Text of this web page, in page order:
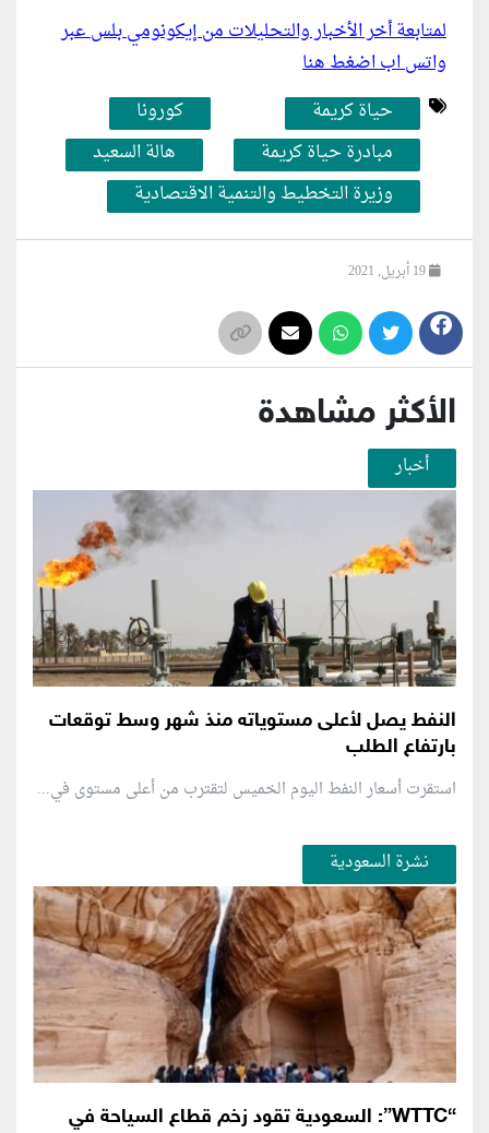
لمتابعة أخر الأخبار والتحليلات من إيكونومي بلس عبر
واتس اب اضغط هنا
حياة كريمة
كورونا
مبادرة حياة كريمة
هالة السعيد
وزيرة التخطيط والتنمية الاقتصادية
الأكثر مشاهدة
أخبار
النفط يصل لأعلى مستوياته منذ شهر وسط توقعات
بارتفاع الطلب
استقرت أسعار النفط اليوم الخميس لتقترب من أعلى مستوى في...
نشرة السعودية
“WTTC”: السعودية تقود زخم قطاع السياحة في